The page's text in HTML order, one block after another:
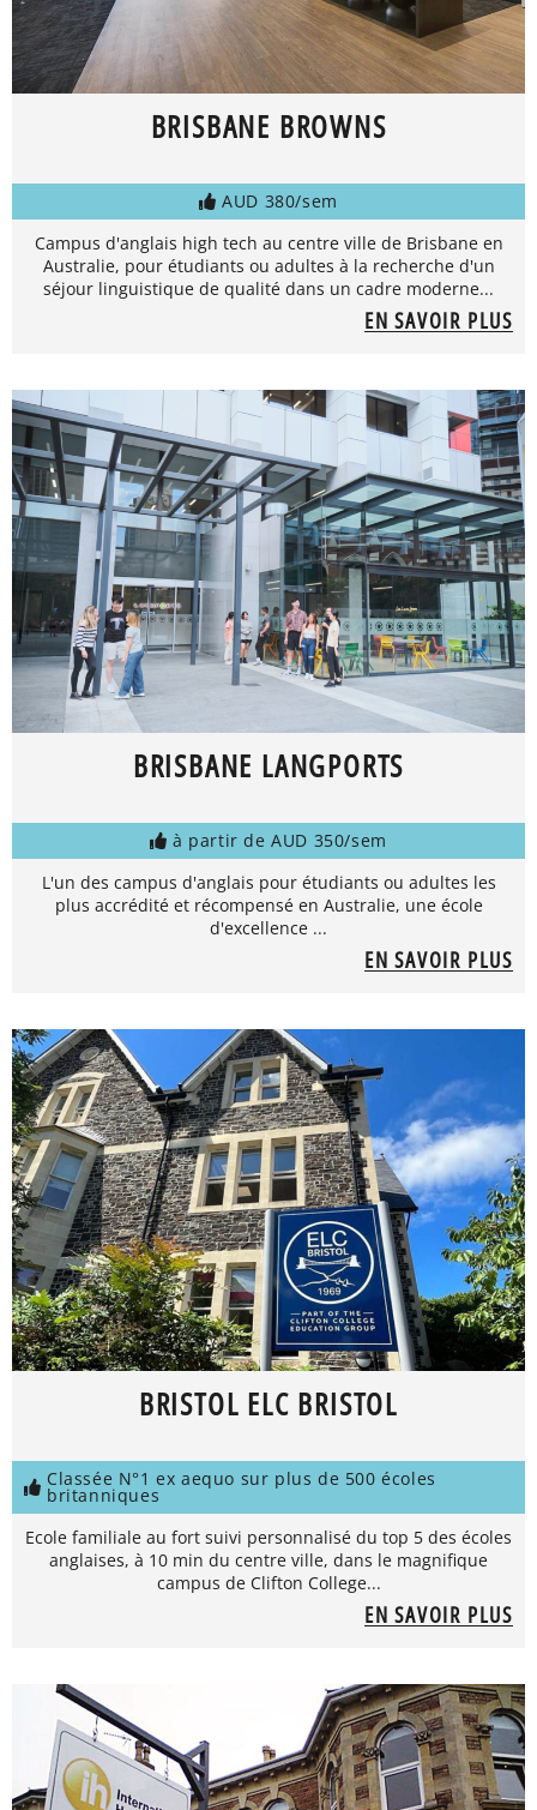
BRISBANE BROWNS
AUD 380/sem
Campus d'anglais high tech au centre ville de Brisbane en
Australie, pour étudiants ou adultes à la recherche d'un
séjour linguistique de qualité dans un cadre moderne...
EN SAVOIR PLUS
BRISBANE LANGPORTS
à partir de AUD 350/sem
L'un des campus d'anglais pour étudiants ou adultes les
plus accrédité et récompensé en Australie, une école
d'excellence ...
EN SAVOIR PLUS
BRISTOL ELC BRISTOL
Classée N°1 ex aequo sur plus de 500 écoles
britanniques
Ecole familiale au fort suivi personnalisé du top 5 des écoles
anglaises, à 10 min du centre ville, dans le magnifique
campus de Clifton College...
EN SAVOIR PLUS